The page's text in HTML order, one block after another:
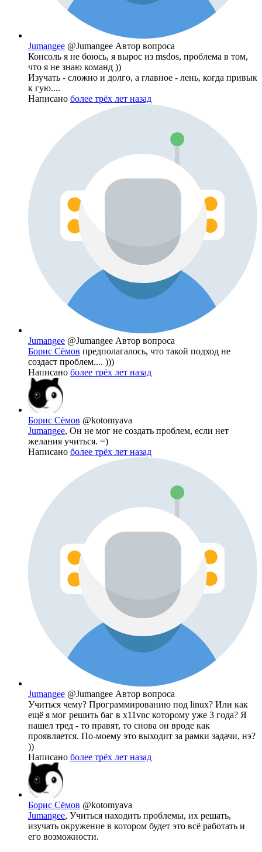
Jumangee @Jumangee Автор вопроса
Консоль я не боюсь, я вырос из msdos, проблема в том,
что я не знаю команд ))
Изучать - сложно и долго, а главное - лень, когда привык
к гую....
Написано более трёх лет назад
Jumangee @Jumangee Автор вопроса
Борис Сёмов предполагалось, что такой подход не
создаст проблем.... )))
Написано более трёх лет назад
Борис Сёмов @kotomyava
Jumangee, Он не мог не создать проблем, если нет
желания учиться. =)
Написано более трёх лет назад
Jumangee @Jumangee Автор вопроса
Учиться чему? Программированию под linux? Или как
ещё я мог решить баг в x11vnc которому уже 3 года? Я
нашел тред - то правят, то снова он вроде как
проявляется. По-моему это выходит за рамки задачи, нэ?
))
Написано более трёх лет назад
Борис Сёмов @kotomyava
Jumangee, Учиться находить проблемы, их решать,
изучать окружение в котором будет это всё работать и
его возможности.